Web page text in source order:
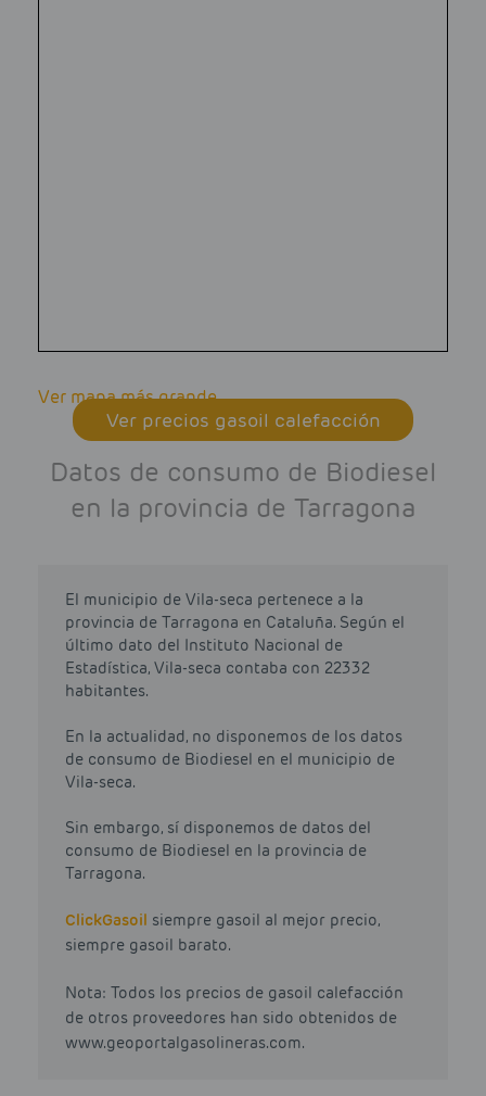
Ver mapa más grande
Ver precios gasoil calefacción
Datos de consumo de Biodiesel
en la provincia de Tarragona
El municipio de Vila-seca pertenece a la
provincia de Tarragona en Cataluña. Según el
último dato del Instituto Nacional de
Estadística, Vila-seca contaba con 22332
habitantes.
En la actualidad, no disponemos de los datos
de consumo de Biodiesel en el municipio de
Vila-seca.
Sin embargo, sí disponemos de datos del
consumo de Biodiesel en la provincia de
Tarragona.
ClickGasoil siempre gasoil al mejor precio,
siempre gasoil barato.
Nota: Todos los precios de gasoil calefacción
de otros proveedores han sido obtenidos de
www.geoportalgasolineras.com.